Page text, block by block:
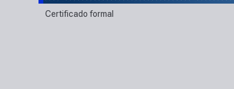
Certificado formal